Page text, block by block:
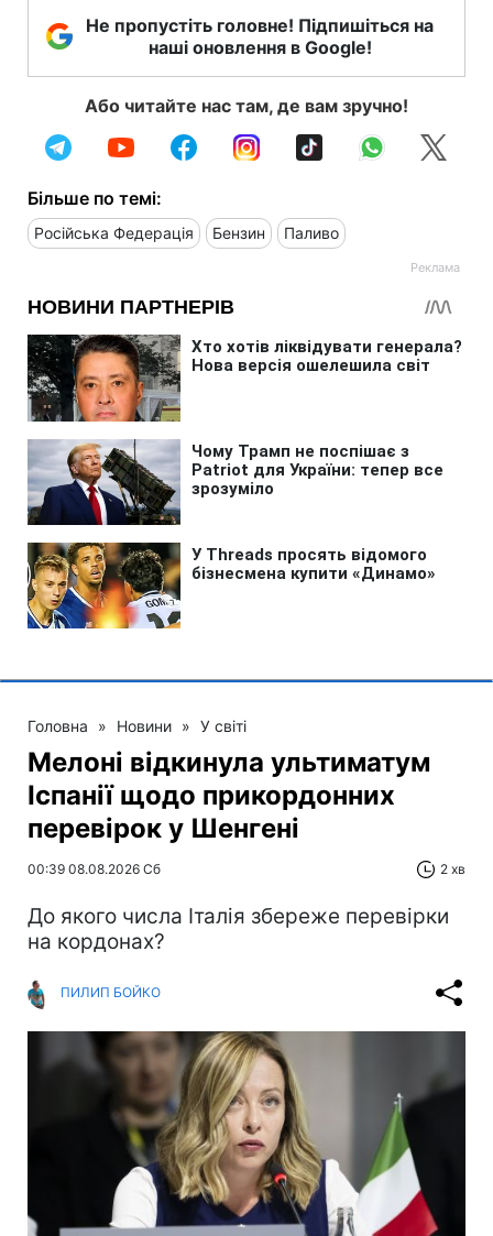
Не пропустіть головне! Підпишіться на
наші оновлення в Google!
Або читайте нас там, де вам зручно!
Більше по темі:
Російська Федерація Бензин Паливо
Головна » Новини » У світі
Мелоні відкинула ультиматум
Іспанії щодо прикордонних
перевірок у Шенгені
00:39 08.08.2026 Сб 2 хв
До якого числа Італія збереже перевірки
на кордонах?
ПИЛИП БОЙКО